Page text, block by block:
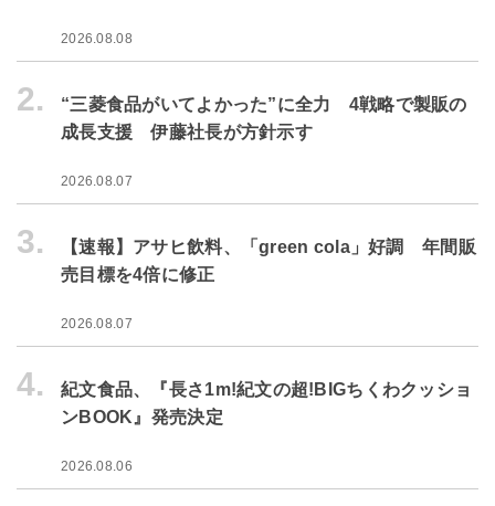
2026.08.08
2.
“三菱食品がいてよかった”に全力 4戦略で製販の
成長支援 伊藤社長が方針示す
2026.08.07
3.
【速報】アサヒ飲料、「green cola」好調 年間販
売目標を4倍に修正
2026.08.07
4.
紀文食品、『長さ1m!紀文の超!BIGちくわクッショ
ンBOOK』発売決定
2026.08.06